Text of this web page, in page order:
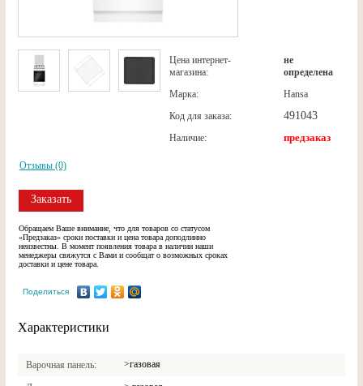
Цена интернет-
магазина:
не
определена
Марка:
Hansa
Код для заказа:
491043
Наличие: предзаказ
Отзывы (0)
Заказать
Обращаем Ваше внимание, что для товаров со статусом
«Предзаказ» сроки поставки и цена товара доподлинно
неизвестны. В момент появления товара в наличии наши
менеджеры свяжутся с Вами и сообщат о возможных сроках
доставки и цене товара.
Поделиться
Характеристики
Варочная панель >газовая